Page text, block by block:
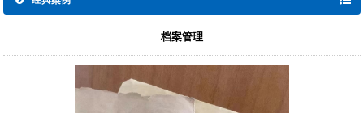
档案管理